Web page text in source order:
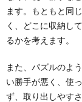
ます。もともと同
く、どこに収納し
るかを考えます。
また、パズルのよ
い勝手が悪く、使
ず、取り出しやす